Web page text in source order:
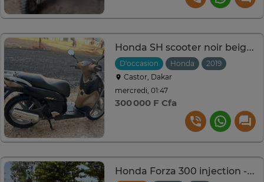
Honda SH scooter noir beige mobilité urbaine
D'occasion Honda
2019
Castor, Dakar
mercredi, 01:47
300 000 F Cfa
Honda Forza 300 injection - Nouveau modèle